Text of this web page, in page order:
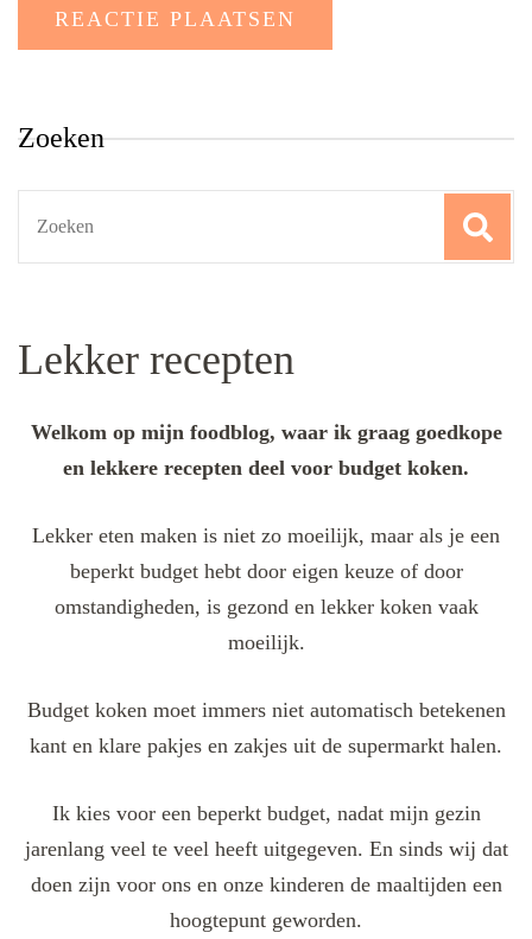
Zoeken
Lekker recepten
Welkom op mijn foodblog, waar ik graag goedkope
en lekkere recepten deel voor budget koken.
Lekker eten maken is niet zo moeilijk, maar als je een
beperkt budget hebt door eigen keuze of door
omstandigheden, is gezond en lekker koken vaak
moeilijk.
Budget koken moet immers niet automatisch betekenen
kant en klare pakjes en zakjes uit de supermarkt halen.
Ik kies voor een beperkt budget, nadat mijn gezin
jarenlang veel te veel heeft uitgegeven. En sinds wij dat
doen zijn voor ons en onze kinderen de maaltijden een
hoogtepunt geworden.